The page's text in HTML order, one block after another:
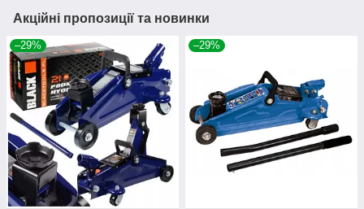
Акційні пропозиції та новинки
–29% –29%